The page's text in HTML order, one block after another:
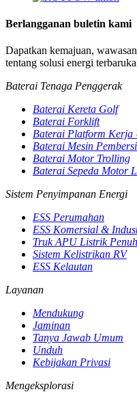
Berlangganan buletin kami
Dapatkan kemajuan,
tentang solusi energi
Baterai Tenaga Penggerak
Baterai Kereta Golf
Baterai Forklift
Baterai Platform Kerja
Baterai Mesin
Baterai Motor Trolling
Baterai Sepeda Motor
Sistem Penyimpanan Energi
ESS Perumahan
ESS Komersial &
Truk APU Listrik Penuh
Sistem Kelistrikan RV
ESS Kelautan
Layanan
Mendukung
Jaminan
Tanya Jawab Umum
Unduh
Kebijakan Privasi
Mengeksplorasi